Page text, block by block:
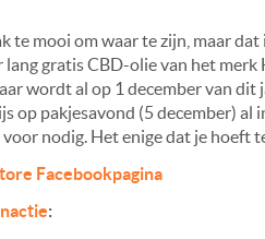
te mooi om waar te zijn, maar dat
lang gratis CBD-olie van het
wordt al op 1 december van
op pakjesavond (5 december) al
nodig. Het enige dat je hoeft
Facebookpagina
: